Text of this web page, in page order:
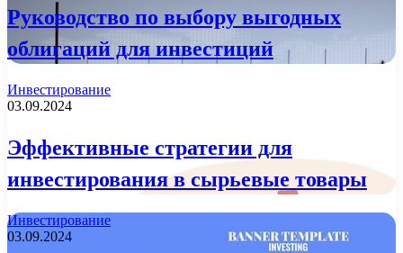
Руководство по выбору выгодных
облигаций для инвестиций
Инвестирование
03.09.2024
Эффективные стратегии для
инвестирования в сырьевые товары
Инвестирование
03.09.2024